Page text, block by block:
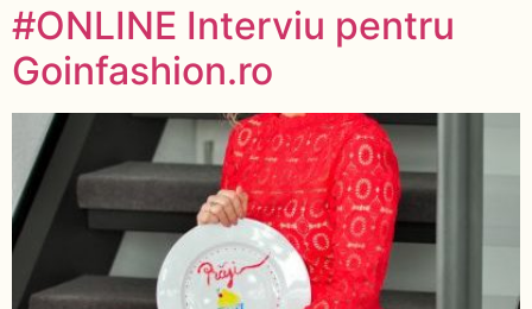
#ONLINE Interviu pentru
Goinfashion.ro